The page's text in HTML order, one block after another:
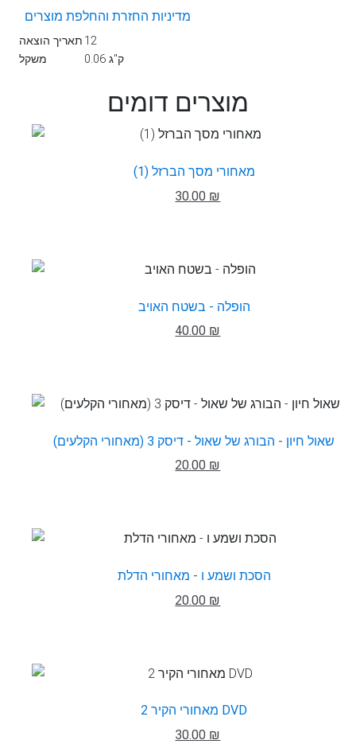
מדיניות החזרת והחלפת מוצרים
תאריך הוצאה 12
משקל
0.06 ק"ג
מוצרים דומים
מאחורי מסך הברזל (1)
30.00 ₪
הופלה - בשטח האויב
40.00 ₪
שאול חיון - הבורג של שאול - דיסק 3 (מאחורי הקלעים)
20.00 ₪
הסכת ושמע ו - מאחורי הדלת
20.00 ₪
מאחורי הקיר 2 DVD
30.00 ₪